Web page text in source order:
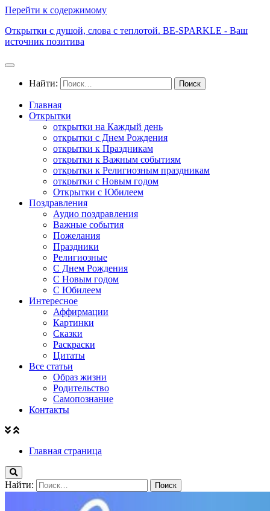
Перейти к содержимому
Открытки с душой, слова с теплотой. BE-SPARKLE - Ваш
источник позитива
Найти:
Главная
Открытки
открытки на Каждый день
открытки с Днем Рождения
открытки к Праздникам
открытки к Важным событиям
открытки к Религиозным праздникам
открытки с Новым годом
Открытки с Юбилеем
Поздравления
Аудио поздравления
Важные события
Пожелания
Праздники
Религиозные
С Днем Рождения
С Новым годом
С Юбилеем
Интересное
Аффирмации
Картинки
Сказки
Раскраски
Цитаты
Все статьи
Образ жизни
Родительство
Самопознание
Контакты
Главная страница
Найти: